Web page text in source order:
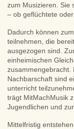
zum Musizieren. Sie
– ob geflüchtete oder
Dadurch können
teilnehmen, die
ausgezogen sind.
einheimischen
zusammengebracht.
Nachbarschaft sind
unterricht
trägt MitMachMusik
Jugendlichen und
Mittelfristig